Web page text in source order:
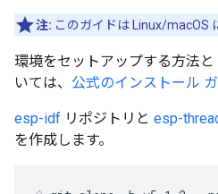
注: このガイドは Linux/macOS
環境をセットアップする方法
いては、 公式のインストール
esp-idf リポジトリと esp-
を作成します。